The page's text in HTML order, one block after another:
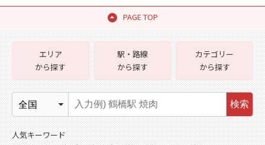
PAGE TOP
エリア
から探す
駅・路線
から探す
カテゴリー
から探す
検索
人気キーワード